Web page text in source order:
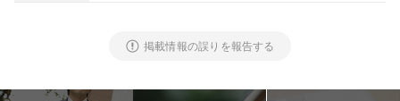
掲載情報の誤りを報告する